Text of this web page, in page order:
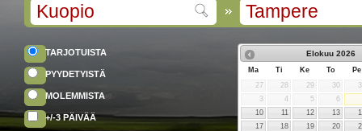
TARJOTUISTA
PYYDETYISTÄ
MOLEMMISTA
+/-3 PÄIVÄÄ
Elokuu 2026
Ma Ti Ke To
Pe
27
28 29 30
3
4 5
6
10
11 12 13
17
18 19 20